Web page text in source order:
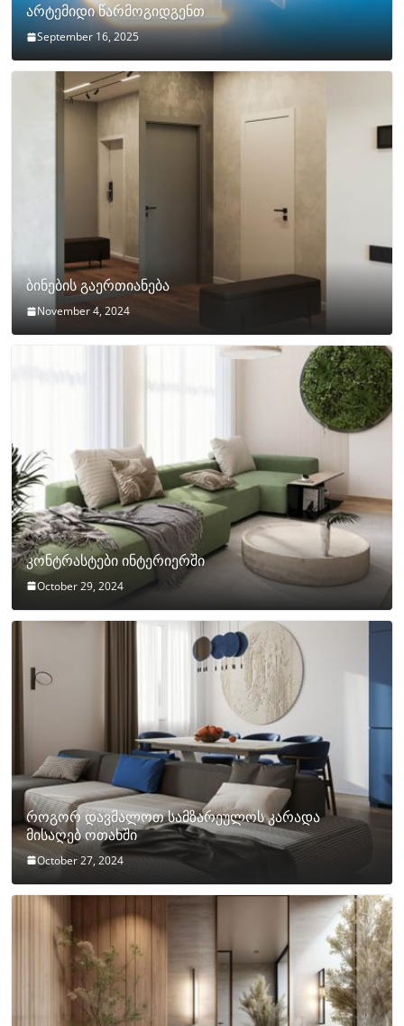
არტემიდი წარმოგიდგენთ
September 16, 2025
ბინების გაერთიანება
November 4, 2024
კონტრასტები ინტერიერში
October 29, 2024
როგორ დავმალოთ სამზარეულოს კარადა
მისაღებ ოთახში
October 27, 2024